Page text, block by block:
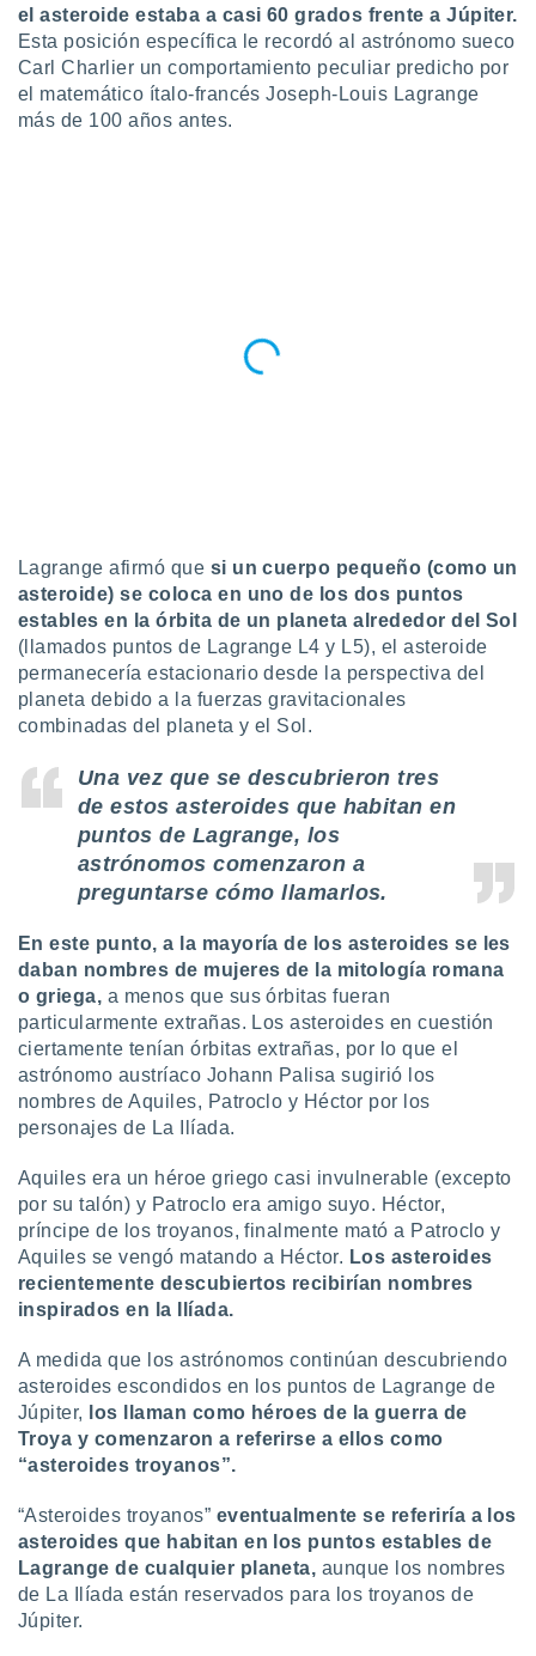
el asteroide estaba a casi 60 grados frente a Júpiter.
Esta posición específica le recordó al astrónomo sueco
Carl Charlier un comportamiento peculiar predicho por
el matemático ítalo-francés Joseph-Louis Lagrange
más de 100 años antes.
Lagrange afirmó que si un cuerpo pequeño (como un
asteroide) se coloca en uno de los dos puntos
estables en la órbita de un planeta alrededor del Sol
(llamados puntos de Lagrange L4 y L5), el asteroide
permanecería estacionario desde la perspectiva del
planeta debido a la fuerzas gravitacionales
combinadas del planeta y el Sol.
Una vez que se descubrieron tres
de estos asteroides que habitan en
puntos de Lagrange, los
astrónomos comenzaron a
preguntarse cómo llamarlos.
En este punto, a la mayoría de los asteroides se les
daban nombres de mujeres de la mitología romana
o griega, a menos que sus órbitas fueran
particularmente extrañas. Los asteroides en cuestión
ciertamente tenían órbitas extrañas, por lo que el
astrónomo austríaco Johann Palisa sugirió los
nombres de Aquiles, Patroclo y Héctor por los
personajes de La Ilíada.
Aquiles era un héroe griego casi invulnerable (excepto
por su talón) y Patroclo era amigo suyo. Héctor,
príncipe de los troyanos, finalmente mató a Patroclo y
Aquiles se vengó matando a Héctor. Los asteroides
recientemente descubiertos recibirían nombres
inspirados en la Ilíada.
A medida que los astrónomos continúan descubriendo
asteroides escondidos en los puntos de Lagrange de
Júpiter,
los llaman como héroes de la guerra de
Troya y comenzaron a referirse a ellos como
“asteroides troyanos”.
“Asteroides troyanos” eventualmente se referiría a los
asteroides que habitan en los puntos estables de
Lagrange de cualquier planeta, aunque los nombres
de La Ilíada están reservados para los troyanos de
Júpiter.